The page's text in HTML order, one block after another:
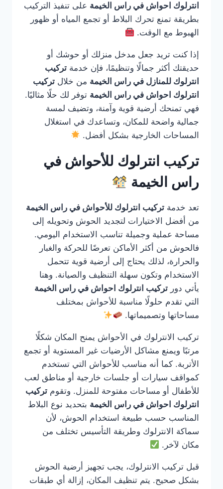
انترلوك احواش في راس الخيمة على تنفيذ التركيب
بطريقة تمنع تحرك البلاط أو تجمع المياه أو ظهور
الهبوط مع الوقت.
إذا كنت تريد جعل مدخل منزلك أو حوشك أو
حديقتك أكثر جمالًا وتنظيمًا، فإن خدمة تركيب
انترلوك للمنازل في راس الخيمة من خلال تركيب
انترلوك احواش في راس الخيمة توفر لك حلًا مثاليًا.
فهي تمنحك أرضية قوية وآمنة، وتضيف لمسة
جمالية واضحة للمكان، وتساعدك في استغلال
المساحات الخارجية بشكل أفضل.
تركيب انترلوك للأحواش في
راس الخيمة
تعد خدمة تركيب انترلوك للأحواش في راس الخيمة
من أفضل الاختيارات لتجديد الحوش وتحويله إلى
مساحة عملية وجميلة تناسب الاستخدام اليومي.
فالحوش من أكثر الأماكن تعرضًا للحركة والغبار
والحرارة، لذلك يحتاج إلى أرضية قوية تتحمل
الاستخدام وتكون سهلة التنظيف والصيانة. وهنا
يأتي دور تركيب انترلوك احواش في راس الخيمة
التي تقدم حلولًا مناسبة للأحواش بمختلف
مساحاتها وتصميماتها.
تركيب الانترلوك في الأحواش يمنح المكان شكلًا
مرتبًا ويمنع مشاكل الأرضيات غير المستوية أو تجمع
الأتربة. كما أنه مناسب للأحواش التي تستخدم
كمواقف سيارات أو جلسات خارجية أو مناطق لعب
للأطفال أو مساحات مفتوحة للمنزل. وتقوم تركيب
انترلوك احواش في راس الخيمة بتحديد نوع البلاط
المناسب حسب طبيعة استخدام الحوش، لأن
سماكة الانترلوك وطريقة التأسيس تختلف من
مكان لآخر.
قبل تركيب الانترلوك، يجب تجهيز أرضية الحوش
بشكل صحيح. يتم تنظيف المكان، إزالة أي طبقات